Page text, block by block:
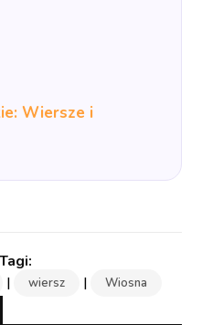
Wiersze i
| wiersz | Wiosna